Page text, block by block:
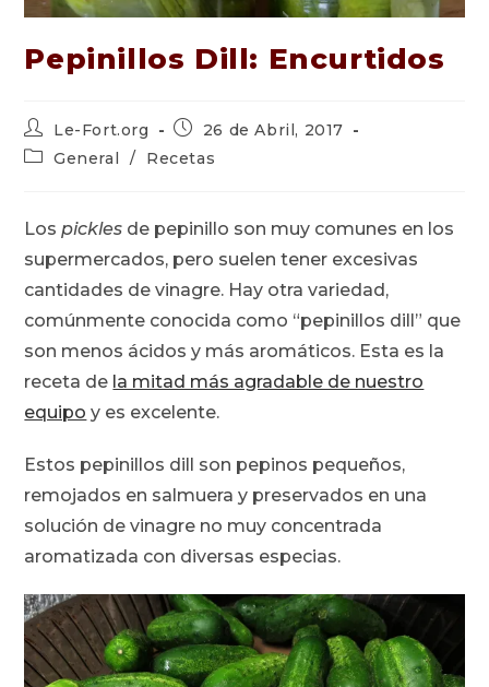
Pepinillos Dill: Encurtidos
Autor
de
la
Le-Fort.org
Publicación
la
26 de Abril, 2017
Categoría
entrada:
General / Recetas
Lospickles de pepinillo son muy comunes en los
supermercados, pero suelen tener excesivas
cantidades de vinagre. Hay otra variedad,
comúnmente conocida como “pepinillos dill” que
son menos ácidos y más aromáticos. Esta es la
receta de la mitad más agradable de nuestro
equipo y es excelente.
Estos pepinillos dill son pepinos pequeños,
remojados en salmuera y preservados en una
solución de vinagre no muy concentrada
aromatizada con diversas especias.